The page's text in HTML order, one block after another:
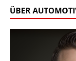
ÜBER